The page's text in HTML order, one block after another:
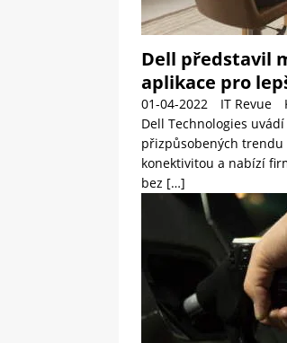
Dell představil
aplikace pro
01-04-2022 IT Revue
Dell Technologies
přizpůsobených
konektivitou a nabízí
bez […]